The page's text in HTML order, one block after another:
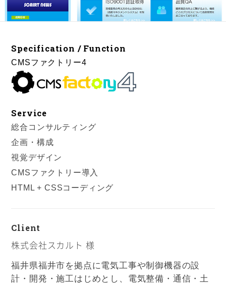
Specification / Function
CMSファクトリー4
Service
総合コンサルティング
企画・構成
視覚デザイン
CMSファクトリー導入
HTML + CSSコーディング
Client
株式会社スカルト 様
福井県福井市を拠点に電気工事や制御機器の設
計・開発・施工はじめとし、電気整備・通信・土